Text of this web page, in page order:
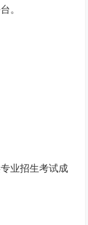
。
业招生考试成